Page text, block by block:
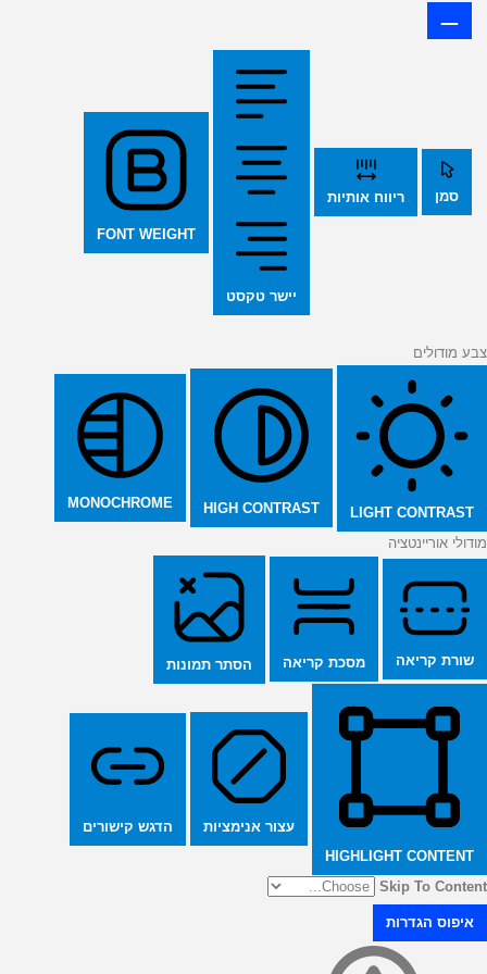
סמן ריווח אותיות
יישר טקסט
FONT WEIGHT
צבע מודולים
LIGHT CONTRAST
HIGH CONTRAST
MONOCHROME
מודולי אוריינטציה
שורת קריאה מסכת קריאה הסתר תמונות
HIGHLIGHT CONTENT
עצור אנימציות הדגש קישורים
Skip To Content
איפוס הגדרות